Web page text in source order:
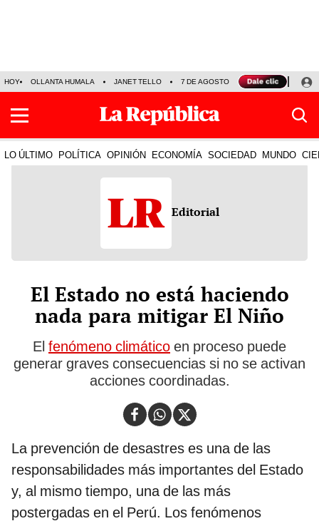
HOY OLLANTA HUMALA JANET TELLO 7 DE AGOSTO TINKA RESULTADOS
LO ÚLTIMO POLÍTICA OPINIÓN ECONOMÍA SOCIEDAD MUNDO
Editorial
El Estado no está haciendo
nada para mitigar El Niño
El fenómeno climático en proceso puede
generar graves consecuencias si no se activan
acciones coordinadas.
La prevención de desastres es una de las
responsabilidades más importantes del Estado
y, al mismo tiempo, una de las más
postergadas en el Perú. Los fenómenos